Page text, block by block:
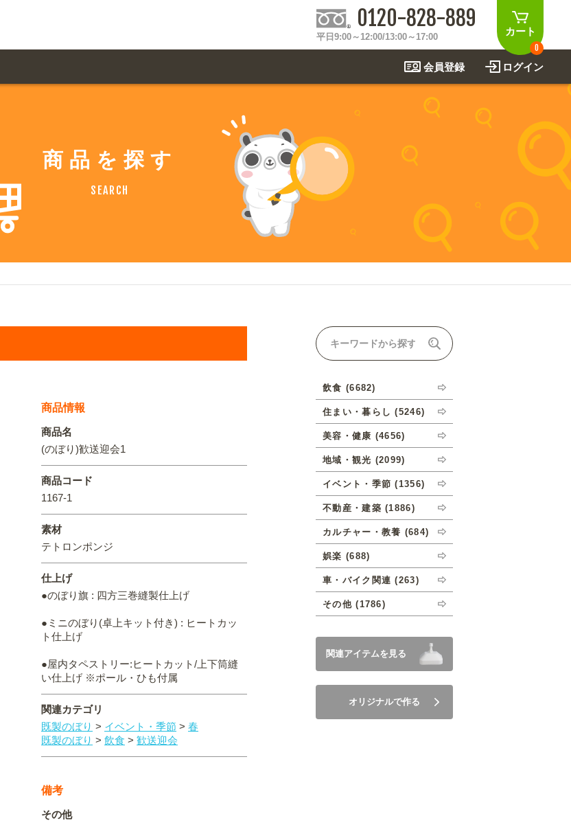
カート
0
0120-828-889
平日9:00～12:00/13:00～17:00
ログイン
会員登録
住まい・暮らし
地域・観光
娯楽
関連アイテムを見る
オリジナルオーダーについて
プ
注文方法
お届け納期と配送方法
プ オリジナルオーダー制作事例
商品を探す
SEARCH
商品情報
商品名
(のぼり)歓送迎会1
商品コード
1167-1
素材
テトロンポンジ
仕上げ
●のぼり旗 : 四方三巻縫製仕上げ
●ミニのぼり(卓上キット付き) : ヒートカッ
ト仕上げ
●屋内タペストリー:ヒートカット/上下筒縫
い仕上げ ※ポール・ひも付属
関連カテゴリ
既製のぼり > イベント・季節 > 春
既製のぼり > 飲食 > 歓送迎会
備考
その他
飲食 (6682)
住まい・暮らし (5246)
美容・健康 (4656)
地域・観光 (2099)
イベント・季節 (1356)
不動産・建築 (1886)
カルチャー・教養 (684)
娯楽 (688)
車・バイク関連 (263)
その他 (1786)
関連アイテムを見る
オリジナルで作る